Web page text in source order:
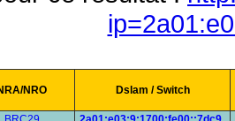
NRO Dslam / Switch